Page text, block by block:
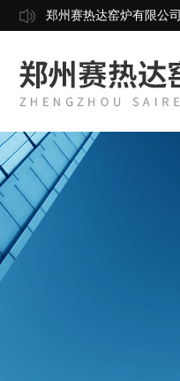
郑州赛热达窑炉有限公司